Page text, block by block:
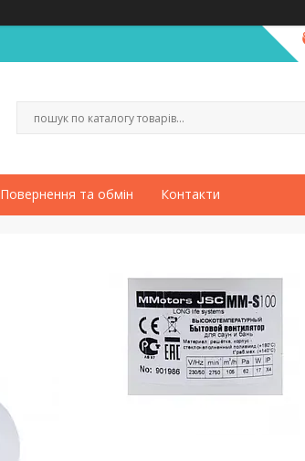
Повернення та обмін Контакти